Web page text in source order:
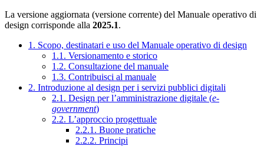
La versione aggiornata (versione corrente) del Manuale operativo di
design corrisponde alla 2025.1.
1. Scopo, destinatari e uso del Manuale operativo di design
1.1. Versionamento e storico
1.2. Consultazione del manuale
1.3. Contribuisci al manuale
2. Introduzione al design per i servizi pubblici digitali
2.1. Design per l’amministrazione digitale (e-
government)
2.2. L’approccio progettuale
2.2.1. Buone pratiche
2.2.2. Principi